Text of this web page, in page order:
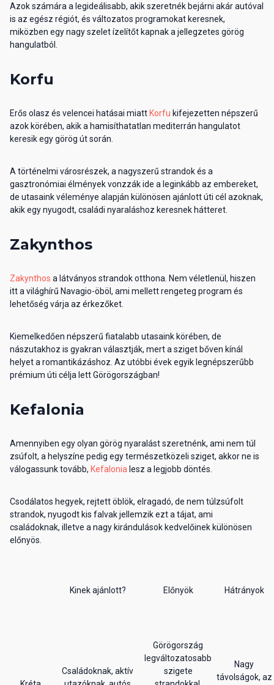
Azok számára a legideálisabb, akik szeretnék bejárni akár autóval
is az egész régiót, és változatos programokat keresnek,
miközben egy nagy szelet ízelítőt kapnak a jellegzetes görög
hangulatból.
Korfu
Erős olasz és velencei hatásai miatt Korfu kifejezetten népszerű
azok körében, akik a hamisíthatatlan mediterrán hangulatot
keresik egy görög út során.
A történelmi városrészek, a nagyszerű strandok és a
gasztronómiai élmények vonzzák ide a leginkább az embereket,
de utasaink véleménye alapján különösen ajánlott úti cél azoknak,
akik egy nyugodt, családi nyaraláshoz keresnek hátteret.
Zakynthos
Zakynthos a látványos strandok otthona. Nem véletlenül, hiszen
itt a világhírű Navagio-öböl, ami mellett rengeteg program és
lehetőség várja az érkezőket.
Kiemelkedően népszerű fiatalabb utasaink körében, de
nászutakhoz is gyakran választják, mert a sziget bőven kínál
helyet a romantikázáshoz. Az utóbbi évek egyik legnépszerűbb
prémium úti célja lett Görögországban!
Kefalonia
Amennyiben egy olyan görög nyaralást szeretnénk, ami nem túl
zsúfolt, a helyszíne pedig egy természetközeli sziget, akkor ne is
válogassunk tovább, Kefalonia lesz a legjobb döntés.
Csodálatos hegyek, rejtett öblök, elragadó, de nem túlzsúfolt
strandok, nyugodt kis falvak jellemzik ezt a tájat, ami
családoknak, illetve a nagy kirándulások kedvelőinek különösen
előnyös.
Kinek ajánlott? Előnyök Hátrányok
Családoknak, aktív
Görögország
legváltozatosabb
szigete
Nagy
távolságok, az